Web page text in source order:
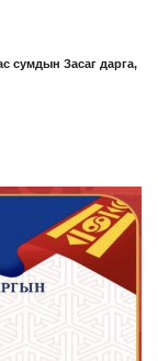
сумдын Засаг дарга,